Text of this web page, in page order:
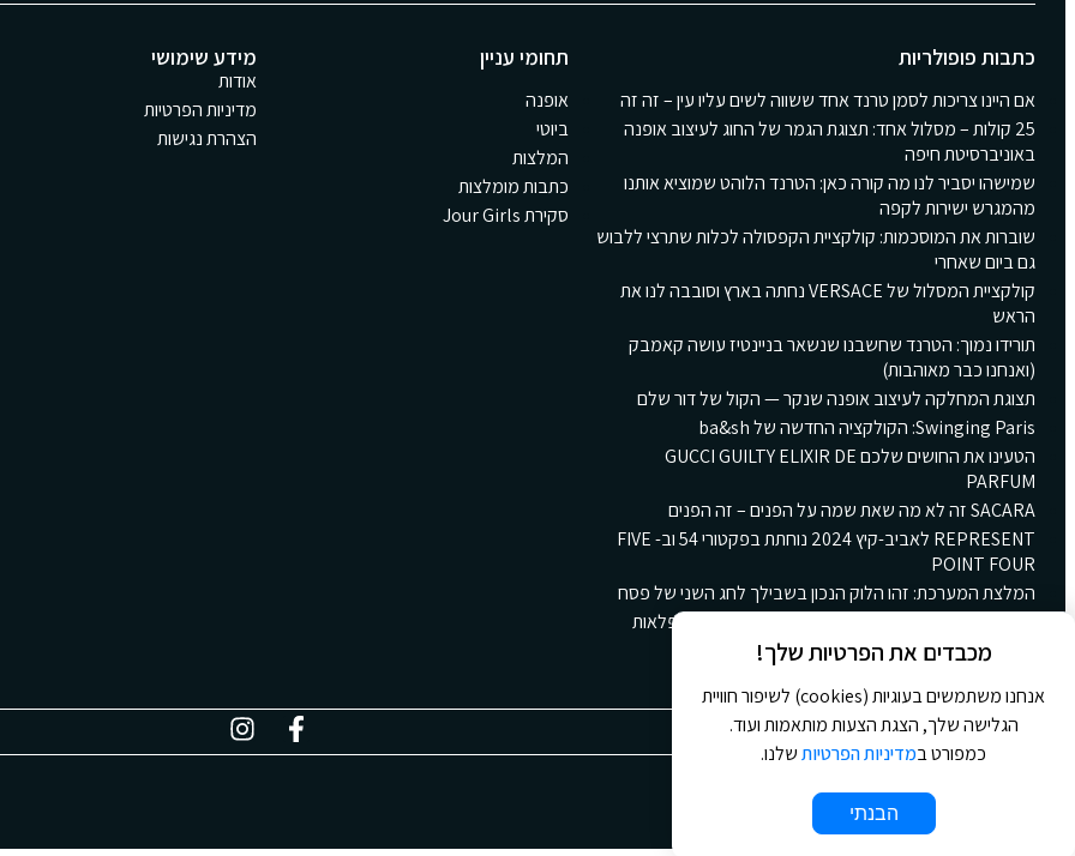
כתבות פופולריות
אם היינו צריכות לסמן טרנד אחד ששווה לשים עליו עין – זה זה
25 קולות – מסלול אחד: תצוגת הגמר של החוג לעיצוב אופנה
באוניברסיטת חיפה
שמישהו יסביר לנו מה קורה כאן: הטרנד הלוהט שמוציא אותנו
מהמגרש ישירות לקפה
שוברות את המוסכמות: קולקציית הקפסולה לכלות שתרצי ללבוש
גם ביום שאחרי
קולקציית המסלול של VERSACE נחתה בארץ וסובבה לנו את
הראש
תורידו נמוך: הטרנד שחשבנו שנשאר בניינטיז עושה קאמבק
(ואנחנו כבר מאוהבות)
תצוגת המחלקה לעיצוב אופנה שנקר — הקול של דור שלם
Swinging Paris: הקולקציה החדשה של ba&sh
הטעינו את החושים שלכם GUCCI GUILTY ELIXIR DE
PARFUM
SACARA זה לא מה שאת שמה על הפנים – זה הפנים
REPRESENT לאביב-קיץ 2024 נוחתת בפקטורי 54 וב- FIVE
POINT FOUR
המלצת המערכת: זהו הלוק הנכון בשבילך לחג השני של פסח
קולקציית הקינוחים החורפית החדשה של גולדה: ארץ פלאות
חורפית ומתוקה
תחומי עניין
אופנה
ביוטי
המלצות
כתבות מומלצות
סקירת Jour Girls
מידע שימושי
אודות
מדיניות הפרטיות
הצהרת נגישות
מכבדים את הפרטיות שלך!
אנחנו משתמשים בעוגיות (cookies) לשיפור חוויית
הגלישה שלך, הצגת הצעות מותאמות ועוד.
כמפורט במדיניות הפרטיותשלנו.
הבנתי